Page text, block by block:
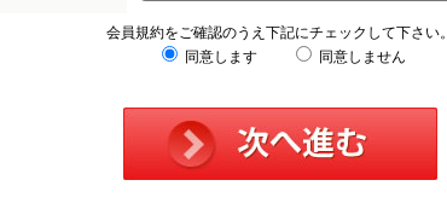
会員規約をご確認のうえ下記にチェックして下さい。
同意します
同意しません